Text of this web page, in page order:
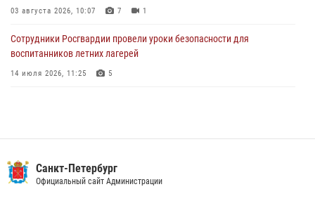
04 августа 2026, 14:05
03 августа 2026, 10:07 7 1
Сотрудники Росгвардии провели уроки безопасности для
воспитанников летних лагерей
14 июля 2026, 11:25 5
В Красногвардейском районе росгвардейцы задержали хулигана,
угрожавшего мужчине пневматическим пистолетом
Санкт-Петербург
Официальный сайт Администрации